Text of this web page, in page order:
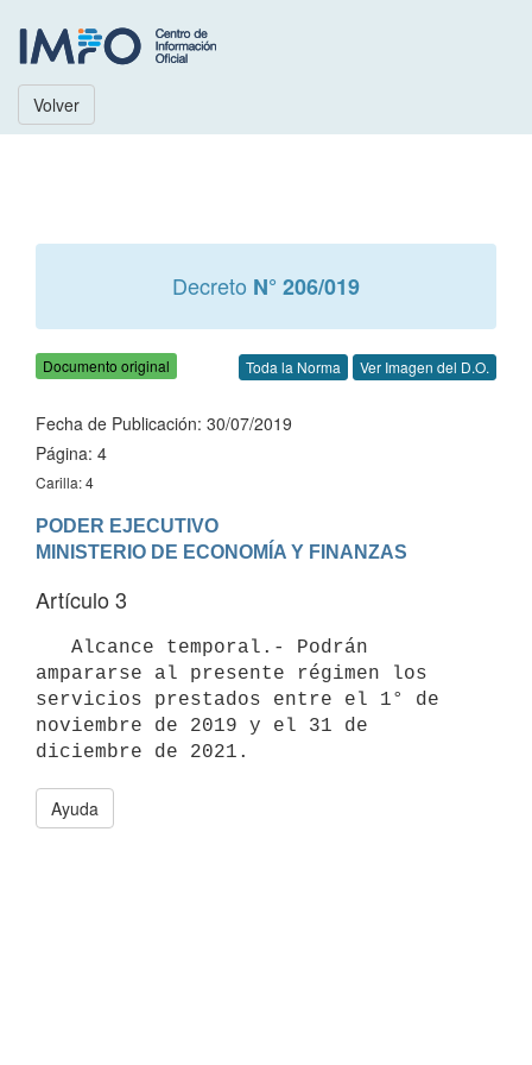
Volver
Decreto N° 206/019
Documento original Toda la Norma Ver Imagen del D.O.
Fecha de Publicación: 30/07/2019
Página: 4
Carilla: 4
PODER EJECUTIVO
Artículo 3
ampararse al presente régimen los
servicios prestados entre el 1° de
noviembre de 2019 y el 31 de
Ayuda